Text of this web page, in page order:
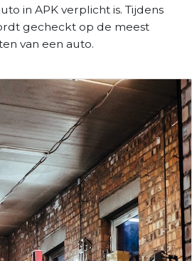
in APK verplicht is. Tijdens
gecheckt op de meest
van een auto.